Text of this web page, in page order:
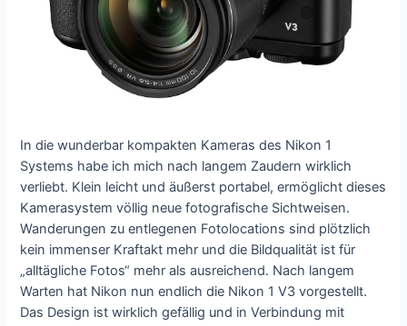
In die wunderbar kompakten Kameras des Nikon 1
Systems habe ich mich nach langem Zaudern wirklich
verliebt. Klein leicht und äußerst portabel, ermöglicht dieses
Kamerasystem völlig neue fotografische Sichtweisen.
Wanderungen zu entlegenen Fotolocations sind plötzlich
kein immenser Kraftakt mehr und die Bildqualität ist für
„alltägliche Fotos“ mehr als ausreichend. Nach langem
Warten hat Nikon nun endlich die Nikon 1 V3 vorgestellt.
Das Design ist wirklich gefällig und in Verbindung mit